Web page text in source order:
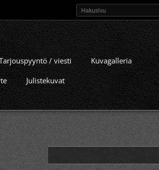
/ viesti Kuvagalleria
Julistekuvat